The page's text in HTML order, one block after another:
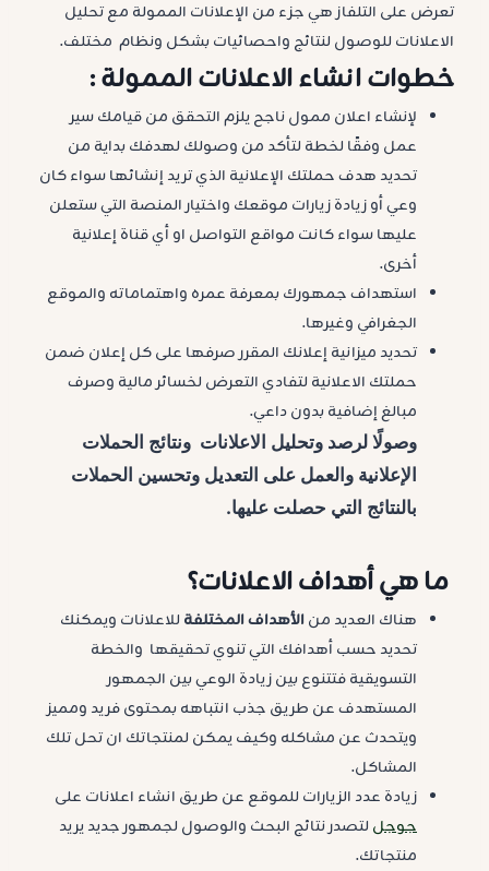
تعرض على التلفاز هي جزء من الإعلانات الممولة مع تحليل
الاعلانات للوصول لنتائج واحصائيات بشكل ونظام مختلف.
خطوات انشاء الاعلانات الممولة :
لإنشاء اعلان ممول ناجح يلزم التحقق من قيامك سير
عمل وفقًا لخطة لتأكد من وصولك لهدفك بداية من
تحديد هدف حملتك الإعلانية الذي تريد إنشائها سواء كان
وعي أو زيادة زيارات موقعك واختيار المنصة التي ستعلن
عليها سواء كانت مواقع التواصل او أي قناة إعلانية
أخرى.
استهداف جمهورك بمعرفة عمره واهتماماته والموقع
الجغرافي وغيرها.
تحديد ميزانية إعلانك المقرر صرفها على كل إعلان ضمن
حملتك الاعلانية لتفادي التعرض لخسائر مالية وصرف
مبالغ إضافية بدون داعي.
وصولًا لرصد وتحليل الاعلانات ونتائج الحملات
الإعلانية والعمل على التعديل وتحسين الحملات
بالنتائج التي حصلت عليها.
ما هي أهداف الاعلانات؟
هناك العديد منالأهداف المختلفة للاعلانات ويمكنك
تحديد حسب أهدافك التي تنوي تحقيقها والخطة
التسويقية فتتنوع بين زيادة الوعي بين الجمهور
المستهدف عن طريق جذب انتباهه بمحتوى فريد ومميز
ويتحدث عن مشاكله وكيف يمكن لمنتجاتك ان تحل تلك
المشاكل.
زيادة عدد الزيارات للموقع عن طريق انشاء اعلانات على
جوجل لتصدر نتائج البحث والوصول لجمهور جديد يريد
منتجاتك.